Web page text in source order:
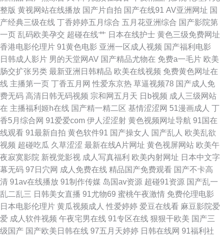
源 国产欧美日韩成人 日韩另类三区 91色色视频 国产精品二 色宅午夜 91网
黄入口 国产黑丝后入 日韩视频久久 91pron福利 99偷拍网 黄色片免费在线
观看 五月先锋影视 91黄色视频偷拍 国产熟女一区 五月天bb激情网 91视频
最新 国产91网红在线观看 欧美成人性韩日 性爱福利视频网站 91麻豆一二三
四在线 大香蕉东京热一本道 日韩另类无码AV 91高清系列 成人影音先锋免费
视频 欧美色图在线视频91 91资源站在线观看 日韩专区无码高清 91大神唐伯
虎520 国产精品拍 五月花社区午夜 91视频网新网站 韩美一级黄色 日韩网址
在线 91超碰在线最新 AV日韩理论在线观看 九一橡胶香蕉制品厂 1024伦理
影院 超碰成人网站 欧美韩美a一区精品 91福利老司机 操人妖屁眼 日韩熟女
整版 黄视网站在线播放 国产片自拍 国产在线91 AV亚洲网址 国
产经典三级在线 丁香婷婷五月综合 五月花亚洲综合 国产影院第
一页 乱码欧美孕交 超碰在线艹 日本在线护士 黄色三级免费网址
香港电影伦理片 91黄色电影 亚洲一区成人视频 国产福利电影
日韩成人影片 男的天堂网AV 国产精品尤物在 免费a一毛片 欧美
肠交扩张另类 最新亚洲日韩精品 欧美在线视频 免费黄色网址在
线 主播第一页 丁香五月网 性爱东京热 草逼视频78 国产成人免
费无码 高清日韩无码视频 宗和网五月天 日b视频 成人三级网站
在 主播福利姬h在线 国产精一精二区 基情涩涩网 51漫画成人 丁
香5月综合网 91爱爱com 伊人涩涩射 黄色视频网址导航 91国在
线观看 91最新自拍 黄色软件91 国产操女人 国产乱人 欧美乱欲
视频 超碰吃瓜 久草涩涩 最新在线A片网址 黄色视屏网站 欧美午
夜寂寞影院 新视觉影视 成人写真福利 欧美内射网址 日本中文字
幕无码 97日穴网 成人免费在线 精品国产免费观看 国产不卡高
清 91av在线播放 91制作传媒 岛国av资源 超碰91资源 国产乱一
乱二乱三 日韩美女直播 91尤物69 蜜桃午夜激情 免费伦理电影
日本电影伦理片 黄瓜视频成人 性爱婷婷 爱豆在线看 麻豆影院爱
爱 成人软件视频 午夜宅男在线 91专区在线 狠狠干欧美 国产三
级国产 国产欧美日韩在线 97五月天婷婷 日韩在线网 91福利社